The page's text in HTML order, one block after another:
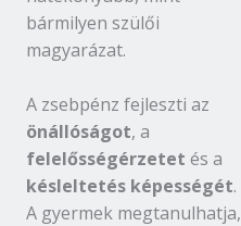
bármilyen szülői
magyarázat.
A zsebpénz fejleszti az
önállóságot, a
felelősségérzetet és a
késleltetés képességét.
A gyermek megtanulhatja,